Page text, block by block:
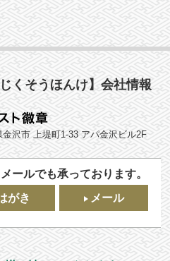
くそうほんけ】会社情報
沢市 上堤町1-33 アパ金沢ビル2F
ールでも承っております。
がき メール